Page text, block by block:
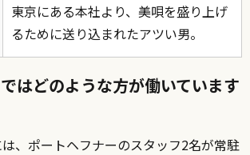
東京にある本社より、美唄を盛り上げ
るために送り込まれたアツい男。
はどのような方が働いています
は、ポートヘフナーのスタッフ2名が常駐